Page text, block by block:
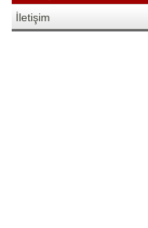
İletişim